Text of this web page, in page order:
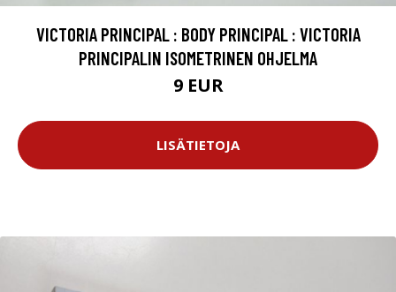
VICTORIA PRINCIPAL : BODY PRINCIPAL : VICTORIA
PRINCIPALIN ISOMETRINEN OHJELMA
9 EUR
LISÄTIETOJA